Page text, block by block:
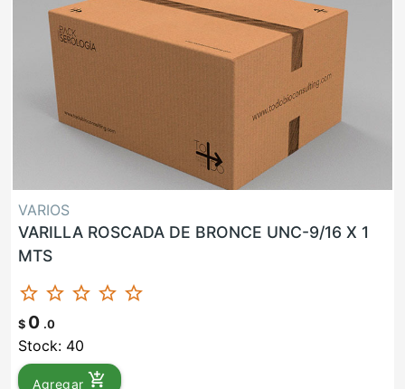
VARIOS
VARILLA ROSCADA DE BRONCE UNC-9/16 X 1
MTS
star_border star_border star_border star_border star_border
$ 0 .0
Stock: 40
Agregar add_shopping_cart